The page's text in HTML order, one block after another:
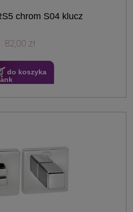
chrom S04 klucz
82,00 zł
do koszyka